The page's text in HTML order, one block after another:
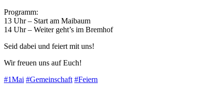
Programm:
13 Uhr – Start am Maibaum
14 Uhr – Weiter geht’s im Bremhof
Seid dabei und feiert mit uns!
Wir freuen uns auf Euch!
#1Mai #Gemeinschaft #Feiern